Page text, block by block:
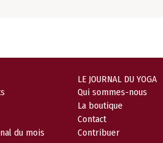
du mois
LE JOURNAL DU YOGA
Qui sommes-nous
La boutique
Contact
Contribuer